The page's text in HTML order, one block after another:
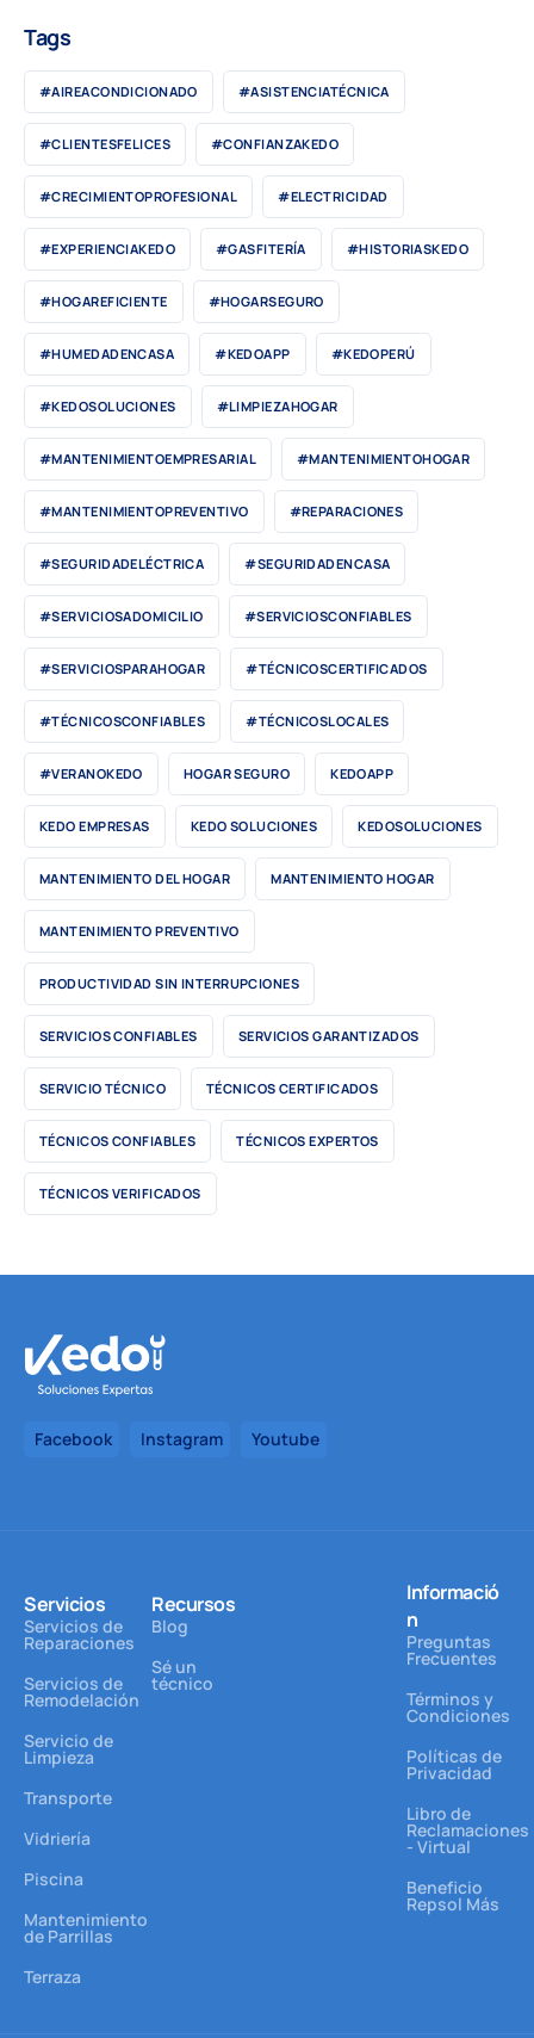
Tags
#AIREACONDICIONADO #ASISTENCIATÉCNICA
#CLIENTESFELICES #CONFIANZAKEDO
#CRECIMIENTOPROFESIONAL #ELECTRICIDAD
#EXPERIENCIAKEDO #GASFITERÍA #HISTORIASKEDO
#HOGAREFICIENTE #HOGARSEGURO
#HUMEDADENCASA #KEDOAPP #KEDOPERÚ
#KEDOSOLUCIONES #LIMPIEZAHOGAR
#MANTENIMIENTOEMPRESARIAL #MANTENIMIENTOHOGAR
#MANTENIMIENTOPREVENTIVO #REPARACIONES
#SEGURIDADELÉCTRICA #SEGURIDADENCASA
#SERVICIOSADOMICILIO #SERVICIOSCONFIABLES
#SERVICIOSPARAHOGAR #TÉCNICOSCERTIFICADOS
#TÉCNICOSCONFIABLES #TÉCNICOSLOCALES
#VERANOKEDO HOGAR SEGURO KEDOAPP
KEDO EMPRESAS KEDO SOLUCIONES KEDOSOLUCIONES
MANTENIMIENTO DEL HOGAR MANTENIMIENTO HOGAR
MANTENIMIENTO PREVENTIVO
PRODUCTIVIDAD SIN INTERRUPCIONES
SERVICIOS CONFIABLES SERVICIOS GARANTIZADOS
SERVICIO TÉCNICO TÉCNICOS CERTIFICADOS
TÉCNICOS CONFIABLES TÉCNICOS EXPERTOS
TÉCNICOS VERIFICADOS
Facebook Instagram Youtube
Servicios
Servicios de
Reparaciones
Servicios de
Remodelación
Servicio de
Limpieza
Transporte
Vidriería
Piscina
Mantenimiento
de Parrillas
Terraza
Recursos
Blog
Sé un
técnico
Informació
n
Preguntas
Frecuentes
Términos y
Condiciones
Políticas de
Privacidad
Libro de
Reclamaciones
- Virtual
Beneficio
Repsol Más